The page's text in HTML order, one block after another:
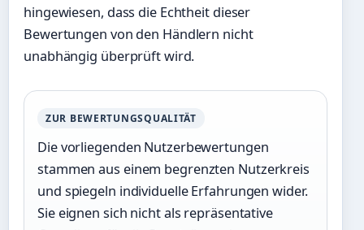
hingewiesen, dass die Echtheit dieser
Bewertungen von den Händlern nicht
unabhängig überprüft wird.
ZUR BEWERTUNGSQUALITÄT
Die vorliegenden Nutzerbewertungen
stammen aus einem begrenzten Nutzerkreis
und spiegeln individuelle Erfahrungen wider.
Sie eignen sich nicht als repräsentative